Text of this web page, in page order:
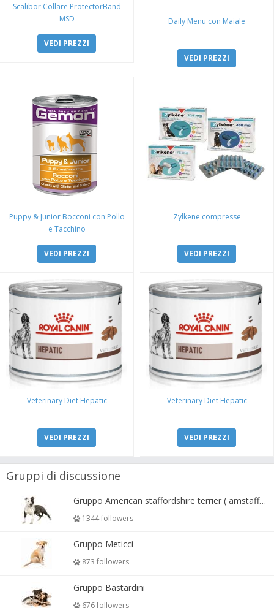
Scalibor Collare ProtectorBand
MSD
VEDI PREZZI
Daily Menu con Maiale
VEDI PREZZI
Puppy & Junior Bocconi con Pollo
e Tacchino
VEDI PREZZI
Zylkene compresse
VEDI PREZZI
Veterinary Diet Hepatic
VEDI PREZZI
Veterinary Diet Hepatic
VEDI PREZZI
Gruppi di discussione
Gruppo American staffordshire terrier ( amstaff, amastaff )
1344 followers
Gruppo Meticci
873 followers
Gruppo Bastardini
676 followers